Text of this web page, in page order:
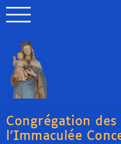
Congrégation
l’Immaculée